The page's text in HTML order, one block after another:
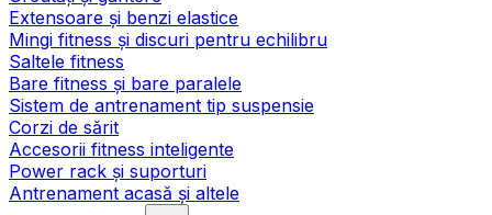
Extensoare și benzi elastice
Mingi fitness și discuri pentru echilibru
Saltele fitness
Bare fitness și bare paralele
Sistem de antrenament tip suspensie
Corzi de sărit
Accesorii fitness inteligente
Power rack și suporturi
Antrenament acasă și altele